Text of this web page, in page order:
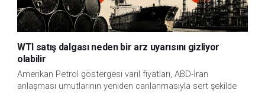
WTI satış dalgası neden bir arz uyarısını gizliyor
olabilir
Amerikan Petrol göstergesi varil fiyatları, ABD-İran
anlaşması umutlarının yeniden canlanmasıyla sert şekilde